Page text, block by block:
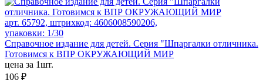
арт. 65792, штрихкод: 4606008590206,
упаковки: 1/30
Справочное издание для детей. Серия "Шпаргалки отличника.
Готовимся к ВПР ОКРУЖАЮЩИЙ МИР
цена за 1шт.
106 ₽